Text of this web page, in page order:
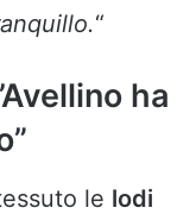
“
ha
le lodi